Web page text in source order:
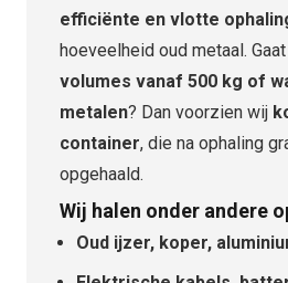
efficiënte en vlotte
hoeveelheid oud metaal.
volumes vanaf 500 kg of
metalen? Dan voorzien wij
container, die na ophaling
opgehaald.
Wij halen onder andere
Oud ijzer, koper,